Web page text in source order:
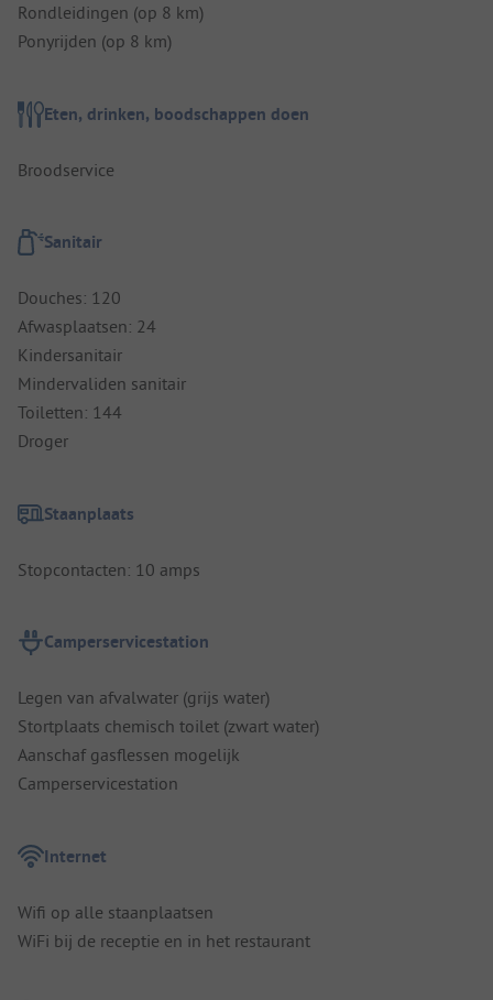
Rondleidingen (op 8 km)
Ponyrijden (op 8 km)
Eten, drinken, boodschappen doen
Broodservice
Sanitair
Douches: 120
Afwasplaatsen: 24
Kindersanitair
Mindervaliden sanitair
Toiletten: 144
Droger
Staanplaats
Stopcontacten: 10 amps
Camperservicestation
Legen van afvalwater (grijs water)
Stortplaats chemisch toilet (zwart water)
Aanschaf gasflessen mogelijk
Camperservicestation
Internet
Wifi op alle staanplaatsen
WiFi bij de receptie en in het restaurant